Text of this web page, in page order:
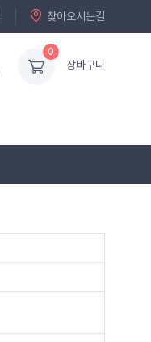
찾아오시는길
0
장바구니